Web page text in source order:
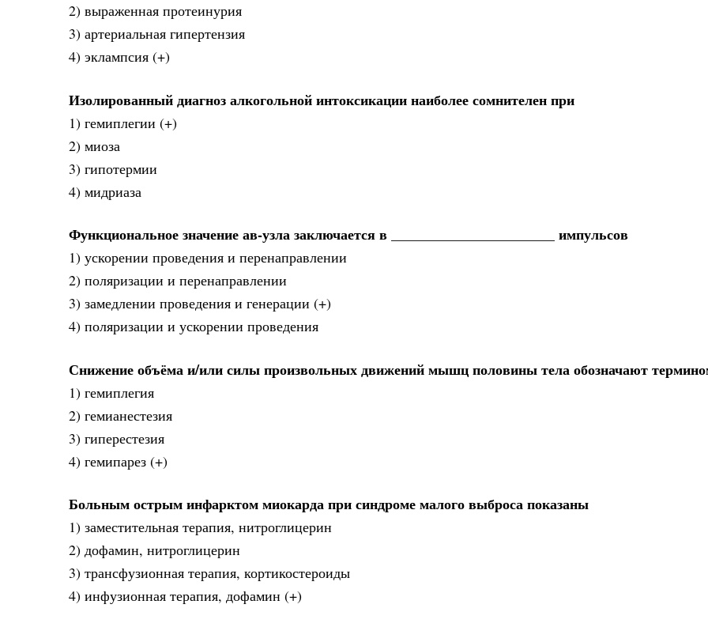
2) выраженная протеинурия
3) артериальная гипертензия
4) эклампсия (+)
Изолированный диагноз алкогольной интоксикации наиболее сомнителен при
1) гемиплегии (+)
2) миоза
3) гипотермии
4) мидриаза
Функциональное значение ав-узла заключается в _______________________ импульсов
1) ускорении проведения и перенаправлении
2) поляризации и перенаправлении
3) замедлении проведения и генерации (+)
4) поляризации и ускорении проведения
Снижение объёма и/или силы произвольных движений мышц половины тела обозначают
1) гемиплегия
2) гемианестезия
3) гиперестезия
4) гемипарез (+)
Больным острым инфарктом миокарда при синдроме малого выброса показаны
1) заместительная терапия, нитроглицерин
2) дофамин, нитроглицерин
3) трансфузионная терапия, кортикостероиды
4) инфузионная терапия, дофамин (+)